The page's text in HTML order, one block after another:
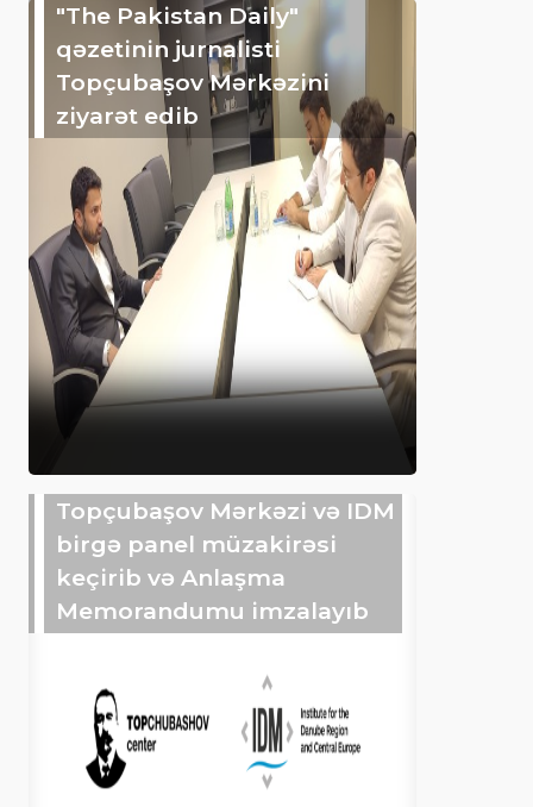
"The Pakistan Daily"
qəzetinin jurnalisti
Topçubaşov Mərkəzini
ziyarət edib
Topçubaşov Mərkəzi və IDM
birgə panel müzakirəsi
keçirib və Anlaşma
Memorandumu imzalayıb